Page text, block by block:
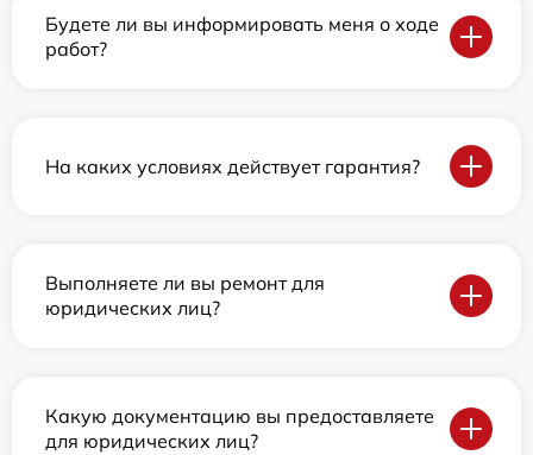
Будете ли вы информировать меня о ходе
работ?
На каких условиях действует гарантия?
Выполняете ли вы ремонт для
юридических лиц?
Какую документацию вы предоставляете
для юридических лиц?